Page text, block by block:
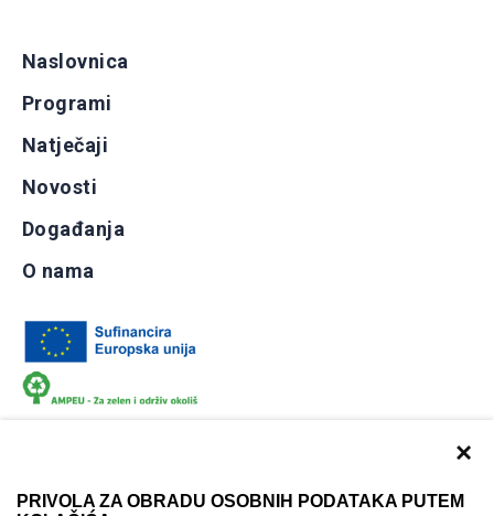
×
PRIVOLA ZA OBRADU OSOBNIH PODATAKA PUTEM
Naslovnica
Programi
Natječaji
Novosti
Događanja
O nama